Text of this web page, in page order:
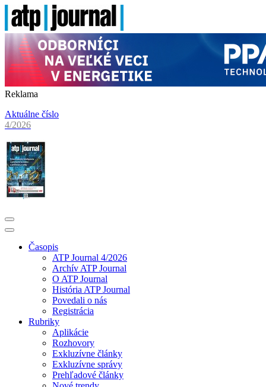
Reklama
Aktuálne číslo
4/2026
Časopis
ATP Journal 4/2026
Archív ATP Journal
O ATP Journal
História ATP Journal
Povedali o nás
Registrácia
Rubriky
Aplikácie
Rozhovory
Exkluzívne články
Exkluzívne správy
Prehľadové články